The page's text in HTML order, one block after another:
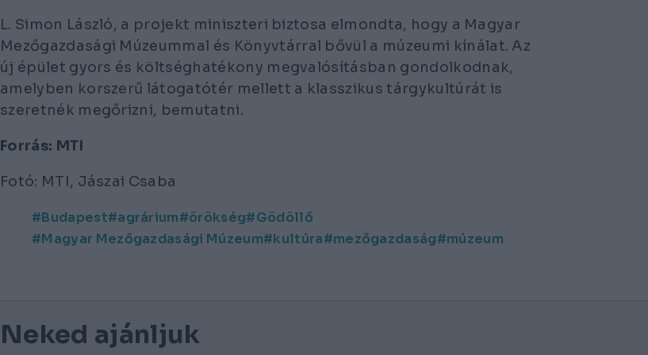
L. Simon László, a projekt miniszteri biztosa elmondta, hogy a Magyar
Mezőgazdasági Múzeummal és Könyvtárral bővül a múzeumi kínálat. Az
új épület gyors és költséghatékony megvalósításban gondolkodnak,
amelyben korszerű látogatótér mellett a klasszikus tárgykultúrát is
szeretnék megőrizni, bemutatni.
Forrás: MTI
Fotó: MTI, Jászai Csaba
Budapest agrárium örökség
Gödöllő
Magyar Mezőgazdasági Múzeum
kultúra mezőgazdaság múzeum
Neked ajánljuk